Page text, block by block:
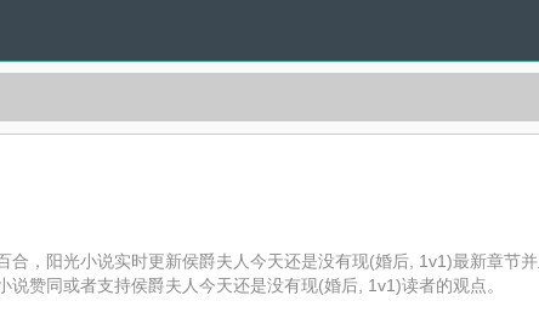
合，阳光小说实时更新侯爵夫人今天还是没有现(婚后, 1v1)最新章节
赞同或者支持侯爵夫人今天还是没有现(婚后, 1v1)读者的观点。